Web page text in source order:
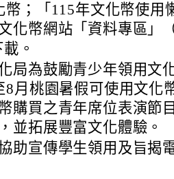
幣；「115年文化幣使用
化幣網站「資料專區」
。
局為鼓勵青少年領用文
8月桃園暑假可使用文化
購買之青年席位表演節
並拓展豐富文化體驗。
助宣傳學生領用及旨揭